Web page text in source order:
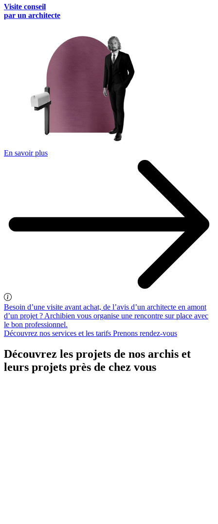
Visite conseil
par un architecte
En savoir plus
Besoin d’une visite avant achat, de l’avis d’un architecte en amont
d’un projet ? Archibien vous organise une rencontre sur place avec
le bon professionnel.
Découvrez nos services et les tarifs Prenons rendez-vous
Découvrez les projets de nos archis et
leurs projets près de chez vous